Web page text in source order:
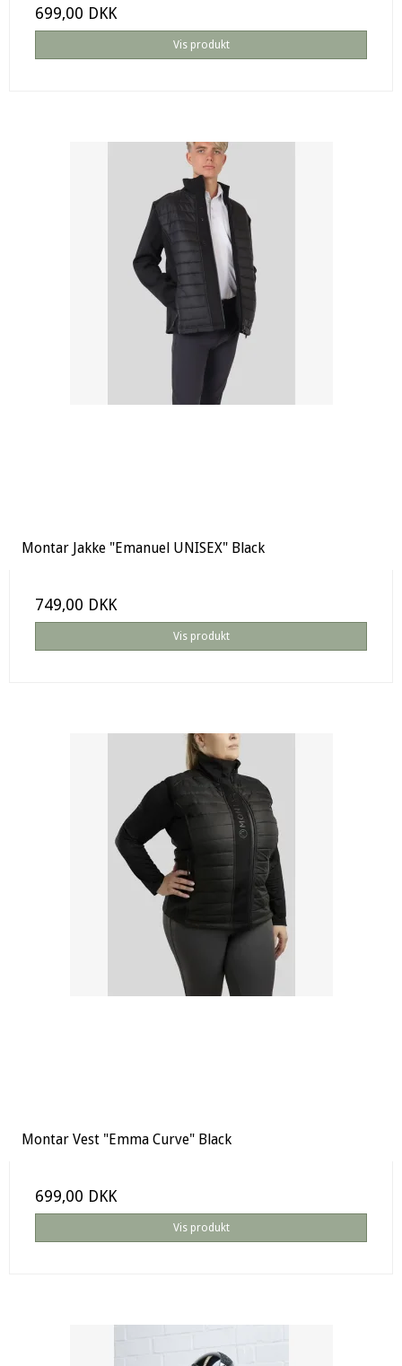
699,00 DKK
Vis produkt
Montar Jakke "Emanuel UNISEX" Black
749,00 DKK
Vis produkt
Montar Vest "Emma Curve" Black
699,00 DKK
Vis produkt